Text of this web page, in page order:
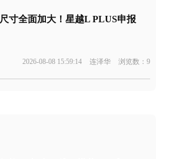
尺寸全面加大！星越L PLUS申报
2026-08-08 15:59:14 连泽华 浏览数：9